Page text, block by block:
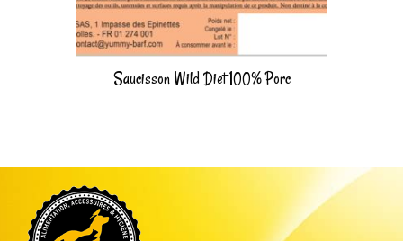
Saucisson Wild Diet 100% Porc